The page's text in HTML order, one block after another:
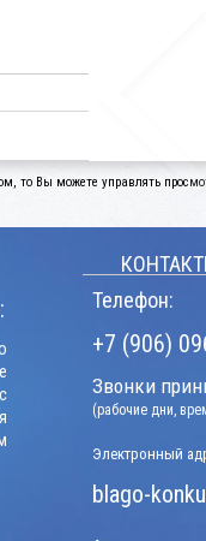
то Вы можете управлять
Телефон:
+7 (906)
Звонки
(рабочие дни,
Электронный
blago-